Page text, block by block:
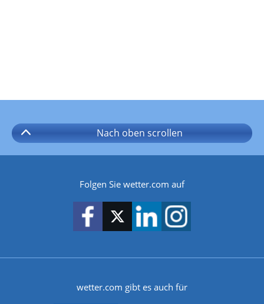
Nach oben scrollen
Folgen Sie wetter.com auf
wetter.com gibt es auch für